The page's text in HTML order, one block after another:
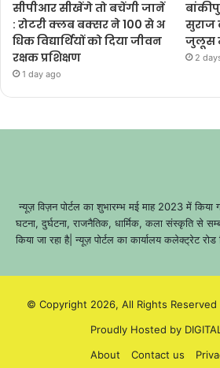
सीपीआर सीखेंगे तो बचेंगी जानें
: रोटरी क्लब बक्सर ने 100 से अ
धिक विद्यार्थियों को दिया जीवन
रक्षक प्रशिक्षण
1 day ago
सुराज
जुलूस
2
न्यूज़ विज़न पोर्टल का शुभारम्भ मई माह 2023 में
घटना, दुर्घटना, राजनैतिक, धार्मिक, कला संस्कृति से
किया जा रहा है| न्यूज़ पोर्टल का कार्यालय कलेक्ट्रेट
© Copyright 2026, All Rights
Proudly Hosted by
About
Contact us